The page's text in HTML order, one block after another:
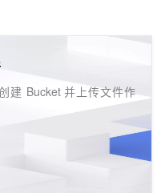
建 Bucket 并上传文件作